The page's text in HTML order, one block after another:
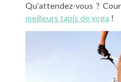
Qu’attendez-vous ?
meilleurs tapis de yoga !